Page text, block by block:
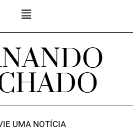
UMA NOTÍCIA